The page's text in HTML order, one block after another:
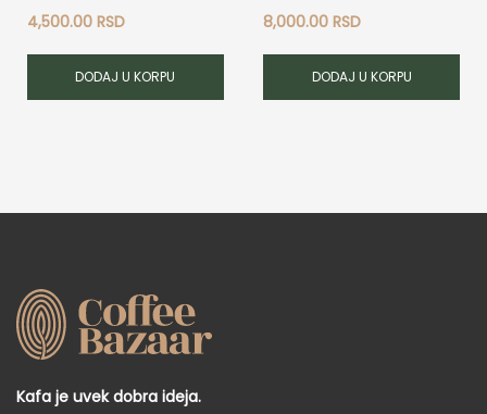
4,500.00 RSD
DODAJ U KORPU
8,000.00RSD
DODAJ U KORPU
Kafa je uvek dobra ideja.